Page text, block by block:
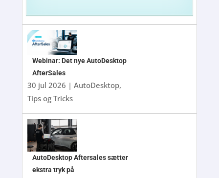
Webinar: Det nye AutoDesktop
AfterSales
30 jul 2026 | AutoDesktop,
Tips og Tricks
AutoDesktop Aftersales sætter
ekstra tryk på